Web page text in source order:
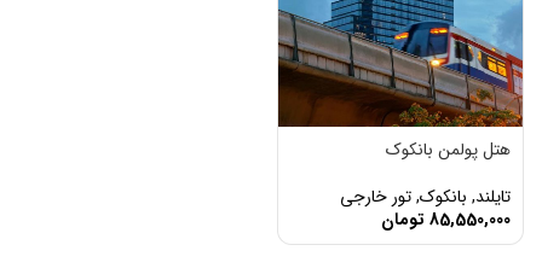
هتل پولمن بانکوک
تایلند, بانکوک,تور خارجی
85,550,000 تومان